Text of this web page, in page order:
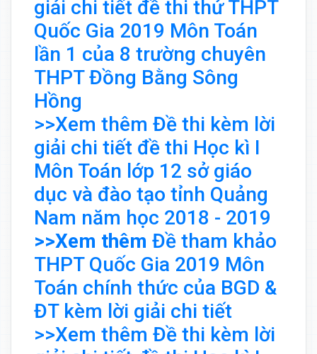
giải chi tiết đề thi thử THPT
Quốc Gia 2019 Môn Toán
lần 1 của 8 trường chuyên
THPT Đồng Bằng Sông
Hồng
>>Xem thêm Đề thi kèm lời
giải chi tiết đề thi Học kì I
Môn Toán lớp 12 sở giáo
dục và đào tạo tỉnh Quảng
Nam năm học 2018 - 2019
>>Xem thêm Đề tham khảo
THPT Quốc Gia 2019 Môn
Toán chính thức của BGD &
ĐT kèm lời giải chi tiết
>>Xem thêm Đề thi kèm lời